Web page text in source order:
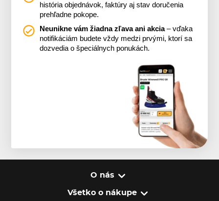
história objednávok, faktúry aj stav doručenia
prehľadne pokope.
Neunikne vám žiadna zľava ani akcia– vďaka
notifikáciám budete vždy medzi prvými, ktorí sa
dozvedia o špeciálnych ponukách.
O nás
Všetko o nákupe